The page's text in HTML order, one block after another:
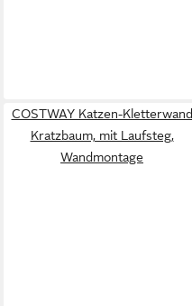
COSTWAY Katzen-Kletterwand
Kratzbaum, mit Laufsteg,
Wandmontage